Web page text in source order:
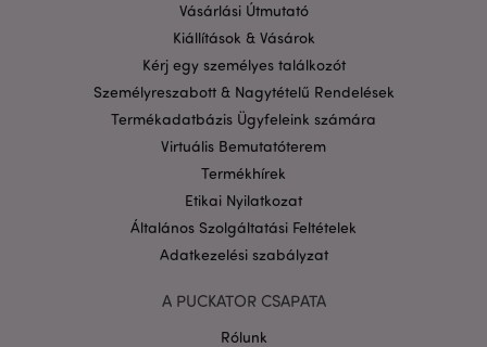
Vásárlási Útmutató
Kiállítások & Vásárok
Kérj egy személyes találkozót
Személyreszabott & Nagytételű Rendelések
Termékadatbázis Ügyfeleink számára
Virtuális Bemutatóterem
Termékhírek
Etikai Nyilatkozat
Általános Szolgáltatási Feltételek
Adatkezelési szabályzat
A PUCKATOR CSAPATA
Rólunk
A weboldal működéséhez feltétlenül szükséges sütik
lehetővé teszik a webhely alapvető funkcióit,
fiókkezelést. A weboldal nem használható
megfelelően a feltétlenül szükséges sütik nélkül.
Név
Szolgáltató
CookieScriptConsent